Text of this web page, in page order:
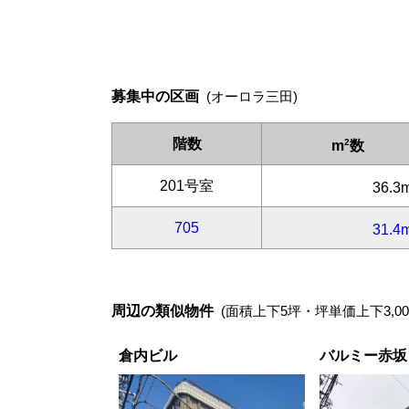
募集中の区画 (オーロラ三田)
周辺の類似物件 (面積上下5坪・坪単価上下